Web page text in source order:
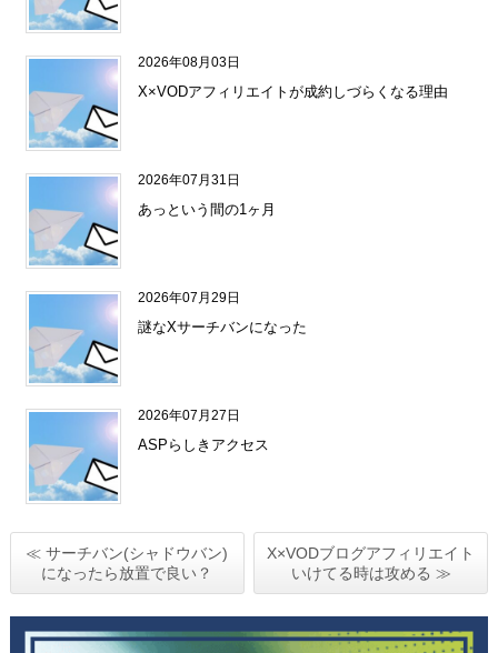
2026年08月03日
X×VODアフィリエイトが成約しづらくなる理由
2026年07月31日
あっという間の1ヶ月
2026年07月29日
謎なXサーチバンになった
2026年07月27日
ASPらしきアクセス
≪ サーチバン(シャドウバン)
になったら放置で良い？
X×VODブログアフィリエイト
いけてる時は攻める ≫